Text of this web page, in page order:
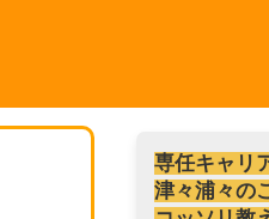
専任キャリ
津々浦々の